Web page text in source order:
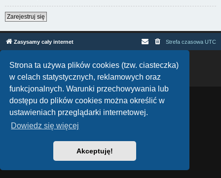
Strona ta używa plików cookies (tzw. ciasteczka)
w celach statystycznych, reklamowych oraz
funkcjonalnych. Warunki przechowywania lub
dostępu do plików cookies można określić w
ustawieniach przeglądarki internetowej.
Dowiedz się więcej
Akceptuję!
Zarejestruj się
Zasysamy cały internet Strefa czasowa UTC
Polski pakiet językowy dostarcza phpBB.pl
Zasady ochrony danych osobowych|Regulamin